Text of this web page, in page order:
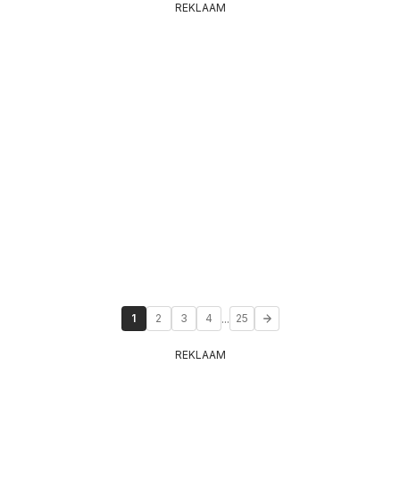
REKLAAM
1 2 3 4 ... 25
REKLAAM